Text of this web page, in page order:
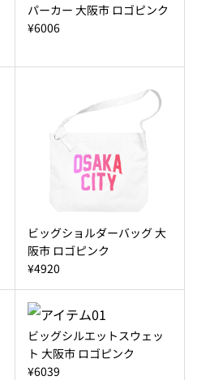
パーカー 大阪市 ロゴピンク
¥6006
ビッグショルダーバッグ 大
阪市 ロゴピンク
¥4920
ビッグシルエットスウェッ
ト 大阪市 ロゴピンク
¥6039